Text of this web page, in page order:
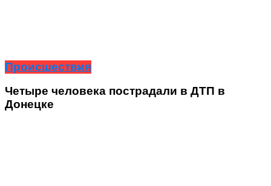
Происшествия
Четыре человека пострадали в ДТП в
Донецке